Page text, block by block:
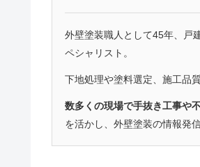
外壁塗装職人として45年、戸
ペシャリスト。
下地処理や塗料選定、施工品
数多くの現場で手抜き工事や
を活かし、外壁塗装の情報発